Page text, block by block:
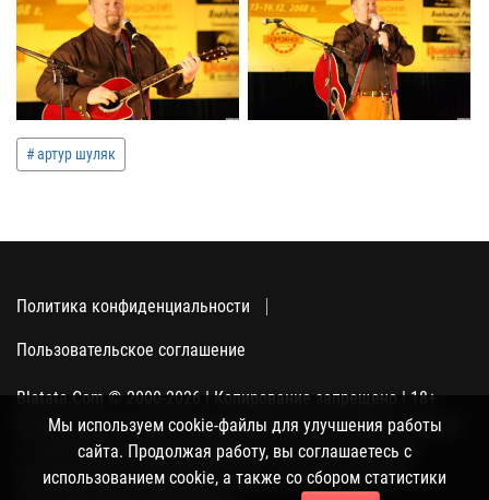
артур шуляк
Политика конфиденциальности
Пользовательское соглашение
Blatata.Com © 2000-2026 | Копирование запрещено | 18+
Использование сайта подразумевает ваше полное согласие
с политикой конфиденциальности, пользовательским
соглашением и поддержкой куки, а также со сбором
Мы используем cookie-файлы для улучшения работы
сайта. Продолжая работу, вы соглашаетесь с
использованием cookie, а также со сбором статистики